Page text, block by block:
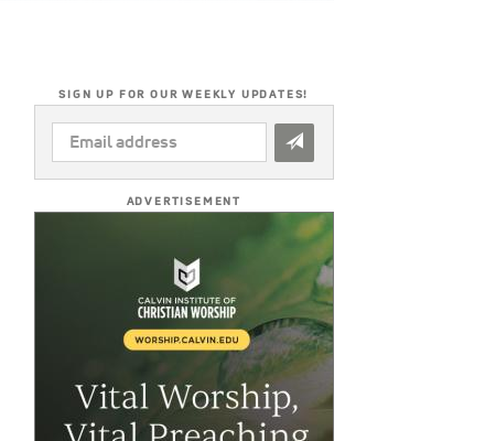
SIGN UP FOR OUR WEEKLY UPDATES!
EMAIL
ADDRESS
ADVERTISEMENT